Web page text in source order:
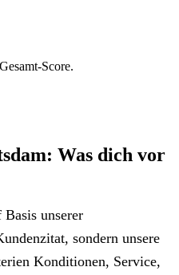
Score.
Was dich vor
unserer
sondern unsere
Konditionen, Service,